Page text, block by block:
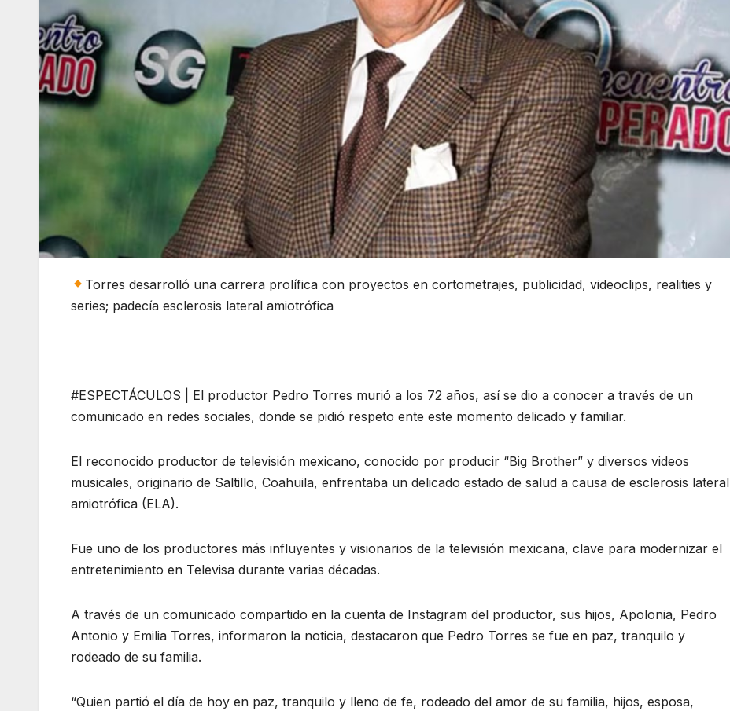
Torres desarrolló una carrera prolífica con proyectos en cortometrajes, publicidad, videoclips, realities y
series; padecía esclerosis lateral amiotrófica
#ESPECTÁCULOS | El productor Pedro Torres murió a los 72 años, así se dio a conocer a través de un
comunicado en redes sociales, donde se pidió respeto ente este momento delicado y familiar.
El reconocido productor de televisión mexicano, conocido por producir “Big Brother” y diversos videos
musicales, originario de Saltillo, Coahuila, enfrentaba un delicado estado de salud a causa de esclerosis lateral
amiotrófica (ELA).
Fue uno de los productores más influyentes y visionarios de la televisión mexicana, clave para modernizar el
entretenimiento en Televisa durante varias décadas.
A través de un comunicado compartido en la cuenta de Instagram del productor, sus hijos, Apolonia, Pedro
Antonio y Emilia Torres, informaron la noticia, destacaron que Pedro Torres se fue en paz, tranquilo y
rodeado de su familia.
“Quien partió el día de hoy en paz, tranquilo y lleno de fe, rodeado del amor de su familia, hijos, esposa,